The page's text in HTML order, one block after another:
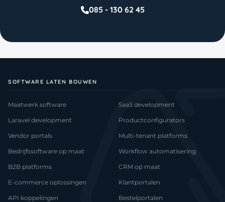
085 - 130 62 45
SOFTWARE LATEN BOUWEN
Maatwerk software
Laravel development
Vendor portals
Bedrijfssoftware op maat
B2B platforms
E-commerce oplossingen
API koppelingen
SaaS development
Productconfigurators
Multi-tenant platforms
Workflow automatisering
CRM op maat
Klantportalen
Bestelportalen